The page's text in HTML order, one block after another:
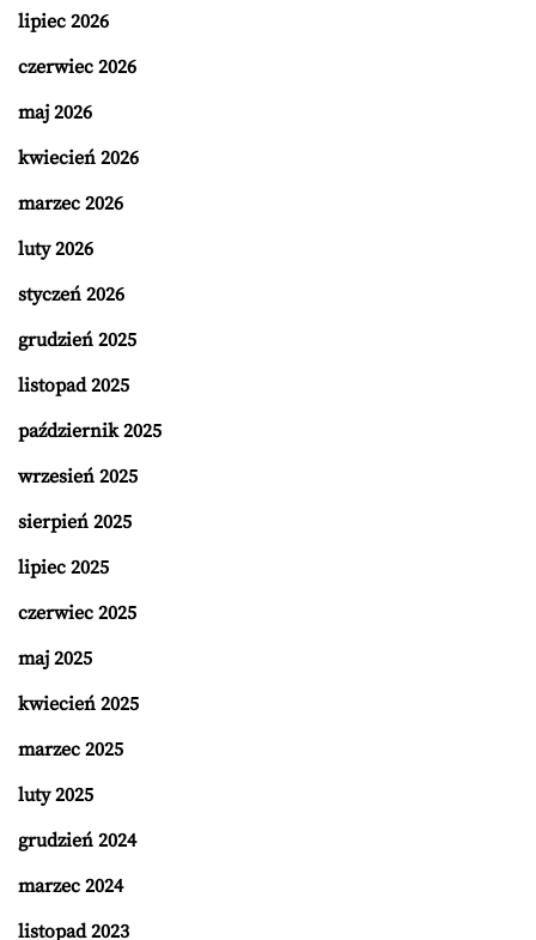
lipiec 2026
czerwiec 2026
maj 2026
kwiecień 2026
marzec 2026
luty 2026
styczeń 2026
grudzień 2025
listopad 2025
październik 2025
wrzesień 2025
sierpień 2025
lipiec 2025
czerwiec 2025
maj 2025
kwiecień 2025
marzec 2025
luty 2025
grudzień 2024
marzec 2024
listopad 2023